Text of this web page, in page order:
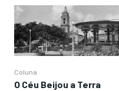
Coluna
O Céu Beijou a Terra